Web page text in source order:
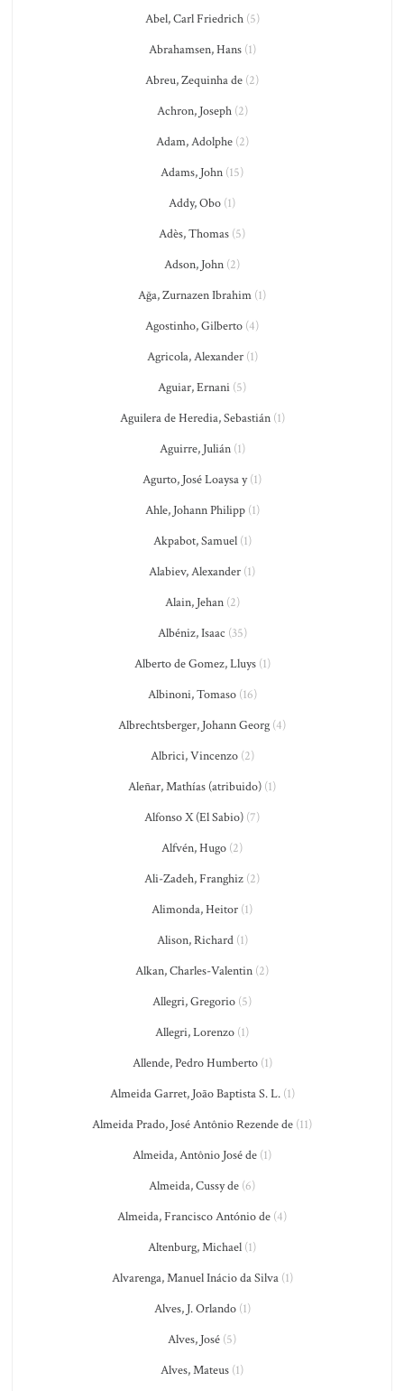
Abel, Carl Friedrich(5)
Abrahamsen, Hans(1)
Abreu, Zequinha de (2)
Achron, Joseph(2)
Adam, Adolphe(2)
Adams, John (15)
Addy, Obo (1)
Adès, Thomas (5)
Adson, John (2)
Ağa, Zurnazen Ibrahim (1)
Agostinho, Gilberto (4)
Agricola, Alexander(1)
Aguiar, Ernani (5)
Aguilera de Heredia, Sebastián(1)
Aguirre, Julián(1)
Agurto, José Loaysa y(1)
Ahle, Johann Philipp(1)
Akpabot, Samuel(1)
Alabiev, Alexander (1)
Alain, Jehan(2)
Albéniz, Isaac (35)
Alberto de Gomez, Lluys(1)
Albinoni, Tomaso(16)
Albrechtsberger, Johann Georg (4)
Albrici, Vincenzo(2)
Aleñar, Mathías (atribuido) (1)
Alfonso X (El Sabio) (7)
Alfvén, Hugo (2)
Ali-Zadeh, Franghiz (2)
Alimonda, Heitor (1)
Alison, Richard(1)
Alkan, Charles-Valentin (2)
Allegri, Gregorio (5)
Allegri, Lorenzo (1)
Allende, Pedro Humberto(1)
Almeida Garret, João Baptista S. L.(1)
Almeida Prado, José Antônio Rezende de (11)
Almeida, Antônio José de (1)
Almeida, Cussy de (6)
Almeida, Francisco António de (4)
Altenburg, Michael (1)
Alvarenga, Manuel Inácio da Silva(1)
Alves, J. Orlando(1)
Alves, José (5)
Alves, Mateus (1)